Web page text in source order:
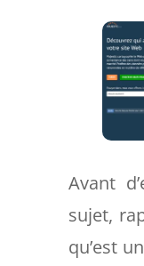
Avant
sujet,
qu’est